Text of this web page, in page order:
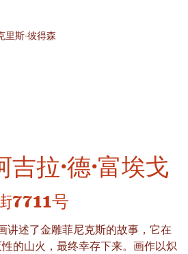
里斯·彼得森
拉·德·富埃戈
7711号
讲述了金雕菲尼克斯的故事，它在
的山火，最终幸存下来。画作以炽